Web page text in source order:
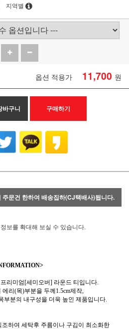
지역별
옵션 적용가 11,700 원
바구니 구매하기
문건 한하여 배송집하(CJ택배사)됩니다.
보를 확대해 보실 수 있습니다.
리미엄[세미오버] 라운드 티입니다.
리(목)부분을 두께1.5cm제작,
부분의 내구성을 더욱 높인 제품입니다.
조하여 세탁후 주름이나 구김이 최소화한